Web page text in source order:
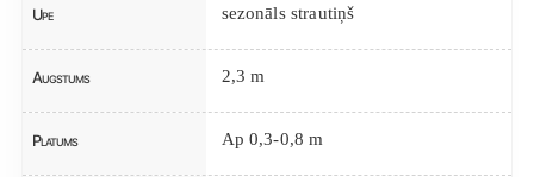
Upe sezonāls strautiņš
Augstums 2,3 m
Platums Ap 0,3-0,8 m